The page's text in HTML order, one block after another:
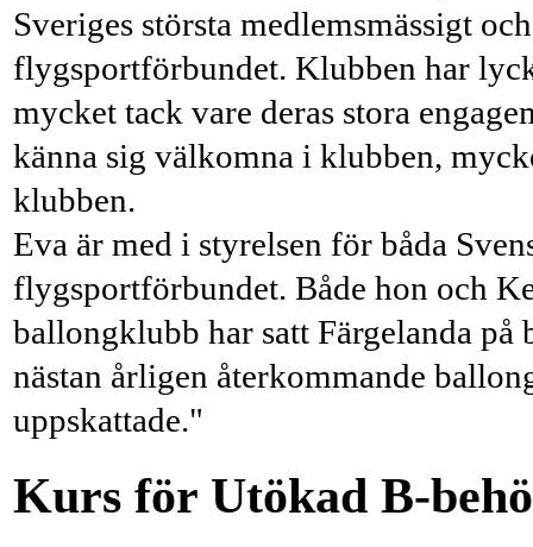
Sveriges största medlemsmässigt
flygsportförbundet. Klubben har
mycket tack vare deras stora
känna sig välkomna i klubben,
klubben.
Eva är med i styrelsen för båda
flygsportförbundet. Både hon och
ballongklubb har satt Färgelanda
nästan årligen återkommande
uppskattade."
Kurs för Utökad B-